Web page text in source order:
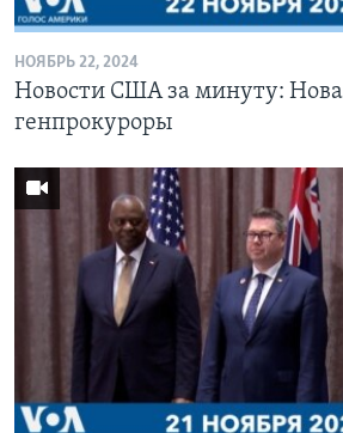
НОЯБРЬ 22, 2024
Новости США за минуту:
генпрокуроры